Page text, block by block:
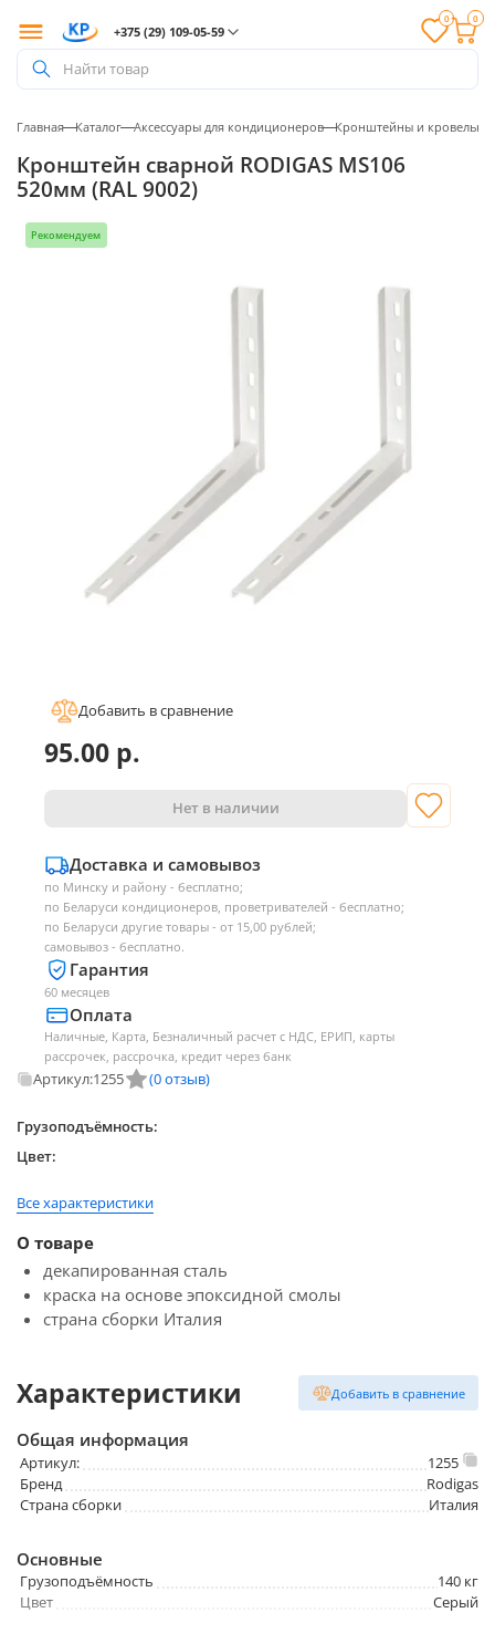
+375 (29) 109-05-59
0 0
Найти товар
Главная Каталог Аксессуары для кондиционеров Кронштейны и
Кронштейн сварной RODIGAS MS106
520мм (RAL 9002)
Рекомендуем
Артикул:1255 (0 отзыв)
Грузоподъёмность:
Цвет:
Все характеристики
О товаре
декапированная сталь
краска на основе эпоксидной смолы
страна сборки Италия
Добавить в сравнение
95.00 р.
Нет в наличии
Доставка и самовывоз
по Минску и району - бесплатно;
по Беларуси кондиционеров, проветривателей - бесплатно;
по Беларуси другие товары - от 15,00 рублей;
самовывоз - бесплатно.
Гарантия
60 месяцев
Оплата
Наличные, Карта, Безналичный расчет с НДС, ЕРИП, карты
рассрочек, рассрочка, кредит через банк
Характеристики Добавить в сравнение
Общая информация
Артикул:
1255
Бренд
Rodigas
Страна сборки
Италия
Основные
Грузоподъёмность
140 кг
Цвет
Серый